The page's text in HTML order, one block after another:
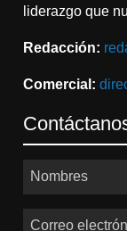
liderazgo que
Redacción:
Comercial:
Nombres
Correo electrónico